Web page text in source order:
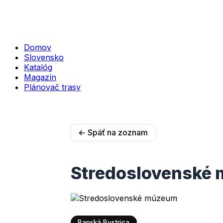
Domov
Slovensko
Katalóg
Magazín
Plánovač trasy
← Späť na zoznam
Stredoslovenské